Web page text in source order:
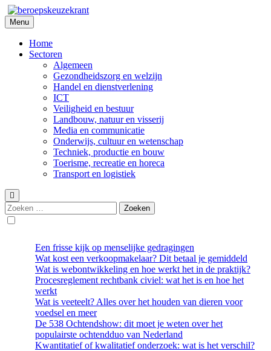
Skip
to
content
Beroepskeuzekrant
Menu
Home
Sectoren
Algemeen
Gezondheidszorg en welzijn
Handel en dienstverlening
ICT
Veiligheid en bestuur
Landbouw, natuur en visserij
Media en communicatie
Onderwijs, cultuur en wetenschap
Techniek, productie en bouw
Toerisme, recreatie en horeca
Transport en logistiek
Zoeken
naar:
Een frisse kijk op menselijke gedragingen
Wat kost een verkoopmakelaar? Dit betaal je gemiddeld
Wat is webontwikkeling en hoe werkt het in de praktijk?
Procesreglement rechtbank civiel: wat het is en hoe het
werkt
Wat is veeteelt? Alles over het houden van dieren voor
voedsel en meer
De 538 Ochtendshow: dit moet je weten over het
populairste ochtendduo van Nederland
Kwantitatief of kwalitatief onderzoek: wat is het verschil?